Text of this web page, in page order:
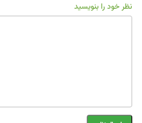
نظر خود را بنویسید